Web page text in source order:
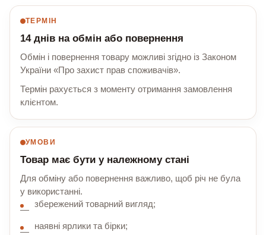
ТЕРМІН
14 днів на обмін або повернення
Обмін і повернення товару можливі згідно із Законом
України «Про захист прав споживачів».
Термін рахується з моменту отримання замовлення
клієнтом.
УМОВИ
Товар має бути у належному стані
Для обміну або повернення важливо, щоб річ не була
у використанні.
збережений товарний вигляд;
наявні ярлики та бірки;